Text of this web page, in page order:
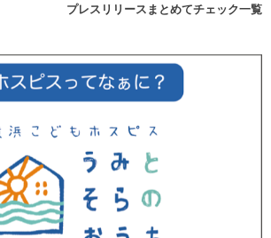
プレスリリースまとめてチェック一覧